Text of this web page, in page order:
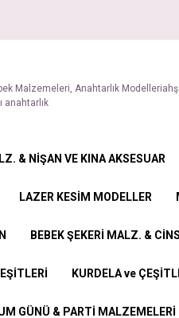
& NİŞAN VE KINA AKSESUAR
LAZER KESİM MODELLER
BEBEK ŞEKERİ MALZ. &
KURDELA ve
GÜNÜ & PARTİ MALZEMELERİ